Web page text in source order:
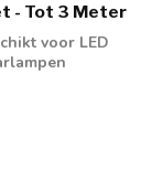
- Tot 3 Meter
voor LED